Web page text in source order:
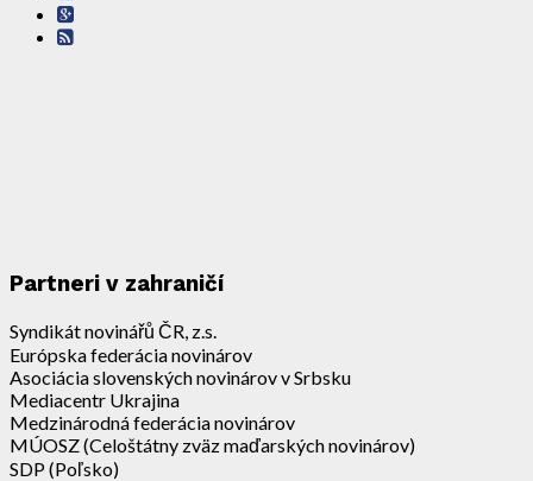
Partneri v zahraničí
Syndikát novinářů ČR, z.s.
Európska federácia novinárov
Asociácia slovenských novinárov v Srbsku
Mediacentr Ukrajina
Medzinárodná federácia novinárov
MÚOSZ (Celoštátny zväz maďarských novinárov)
SDP (Poľsko)